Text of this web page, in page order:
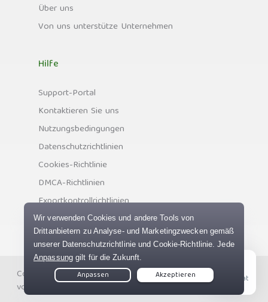
Über uns
Von uns unterstütze Unternehmen
Hilfe
Support-Portal
Kontaktieren Sie uns
Nutzungsbedingungen
Datenschutzrichtlinien
Cookies-Richtlinie
DMCA-Richtlinien
Exportkontrollrichtlinien
Copyright © Private Internet Access, Inc. Alle Rechte
vorbehalten.
Live Chat